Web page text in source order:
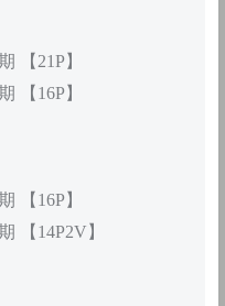
【21P】
【16P】
【16P】
【14P2V】